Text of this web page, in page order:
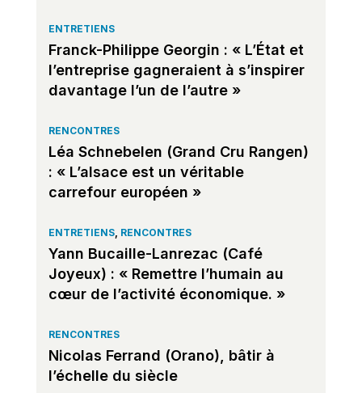
ENTRETIENS
Franck-Philippe Georgin : « L’État et
l’entreprise gagneraient à s’inspirer
davantage l’un de l’autre »
RENCONTRES
Léa Schnebelen (Grand Cru Rangen)
: « L’alsace est un véritable
carrefour européen »
ENTRETIENS, RENCONTRES
Yann Bucaille-Lanrezac (Café
Joyeux) : « Remettre l’humain au
cœur de l’activité économique. »
RENCONTRES
Nicolas Ferrand (Orano), bâtir à
l’échelle du siècle